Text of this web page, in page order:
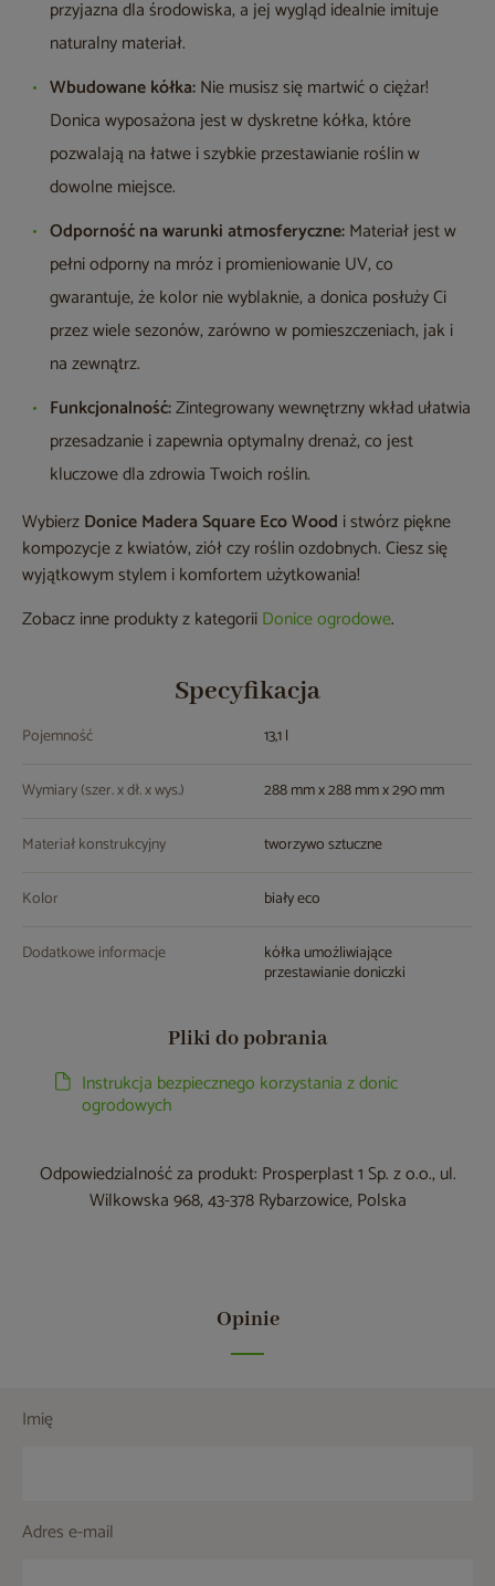
przyjazna dla środowiska, a jej wygląd idealnie imituje
naturalny materiał.
Wbudowane kółka:Nie musisz się martwić o ciężar!
Donica wyposażona jest w dyskretne kółka, które
pozwalają na łatwe i szybkie przestawianie roślin w
dowolne miejsce.
Odporność na warunki atmosferyczne:Materiał jest w
pełni odporny na mróz i promieniowanie UV, co
gwarantuje, że kolor nie wyblaknie, a donica posłuży Ci
przez wiele sezonów, zarówno w pomieszczeniach, jak i
na zewnątrz.
Funkcjonalność:Zintegrowany wewnętrzny wkład ułatwia
przesadzanie i zapewnia optymalny drenaż, co jest
kluczowe dla zdrowia Twoich roślin.
WybierzDonice Madera Square Eco Wood i stwórz piękne
kompozycje z kwiatów, ziół czy roślin ozdobnych. Ciesz się
wyjątkowym stylem i komfortem użytkowania!
Zobacz inne produkty z kategoriiDonice ogrodowe.
Specyfikacja
Pojemność 13,1 l
Wymiary (szer. x dł. x wys.) 288 mm x 288 mm x 290 mm
Materiał konstrukcyjny tworzywo sztuczne
Kolor biały eco
Dodatkowe informacje kółka umożliwiające
przestawianie doniczki
Pliki do pobrania
Instrukcja bezpiecznego korzystania z donic
ogrodowych
Odpowiedzialność za produkt: Prosperplast 1 Sp. z o.o., ul.
Wilkowska 968, 43-378 Rybarzowice, Polska
Opinie
Imię
Adres e-mail